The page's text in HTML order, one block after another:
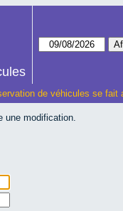
de véhicules se
une modification.